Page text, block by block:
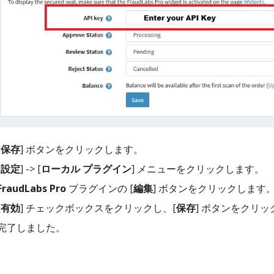
保存] ボタンをクリックします。
設定] -> [ローカル プラグイン] メニューをクリックします。
Pro プラグインの [編集] ボタンをクリックします。
有効] チェックボックスをクリックし、[保存] ボタンをクリッ
了しました。